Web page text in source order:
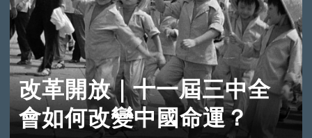
改革開放｜十一屆三中全
會如何改變中國命運？